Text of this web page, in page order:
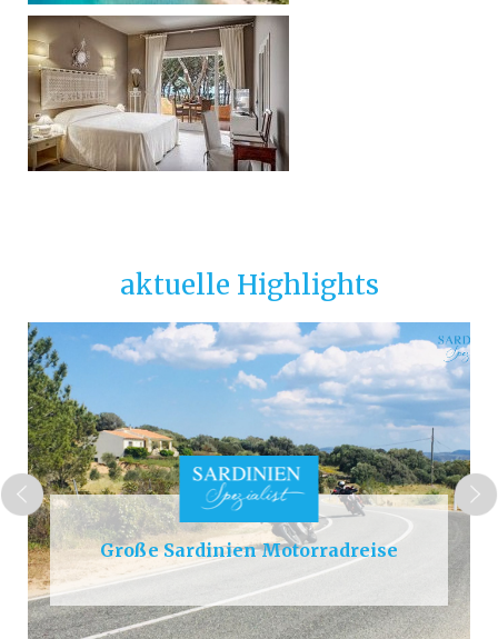
aktuelle Highlights
Große Sardinien Motorradreise